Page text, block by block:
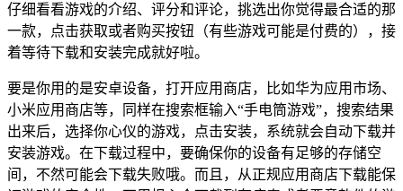
仔细看看游戏的介绍、评分和评论，挑选出你觉得最合适的那
一款，点击获取或者购买按钮（有些游戏可能是付费的），接
着等待下载和安装完成就好啦。
要是你用的是安卓设备，打开应用商店，比如华为应用市场、
小米应用商店等，同样在搜索框输入“手电筒游戏”，搜索结果
出来后，选择你心仪的游戏，点击安装，系统就会自动下载并
安装游戏。在下载过程中，要确保你的设备有足够的存储空
间，不然可能会下载失败哦。而且，从正规应用商店下载能保